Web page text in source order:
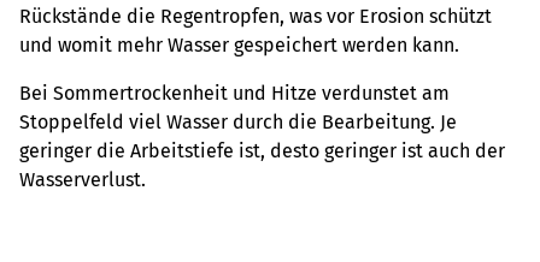
Rückstände die Regentropfen, was vor Erosion schützt
und womit mehr Wasser gespeichert werden kann.
Bei Sommertrockenheit und Hitze verdunstet am
Stoppelfeld viel Wasser durch die Bearbeitung. Je
geringer die Arbeitstiefe ist, desto geringer ist auch der
Wasserverlust.